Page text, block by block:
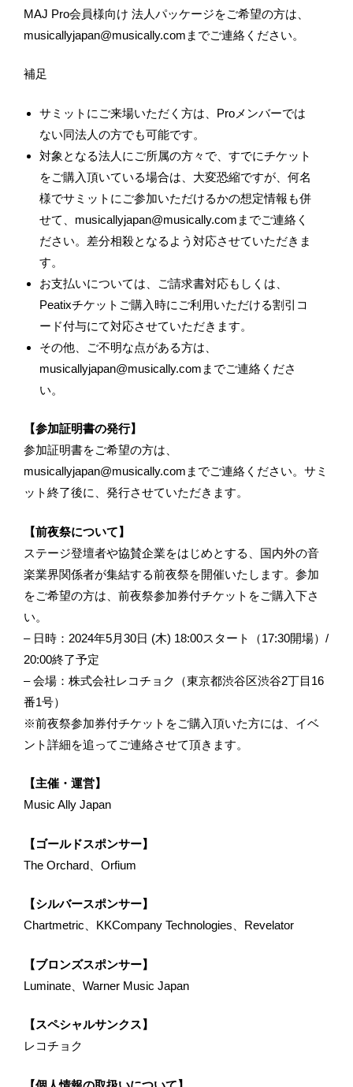
MAJ Pro会員様向け 法人パッケージをご希望の方は、
musicallyjapan@musically.comまでご連絡ください。
補足
サミットにご来場いただく方は、Proメンバーでは
ない同法人の方でも可能です。
対象となる法人にご所属の方々で、すでにチケット
をご購入頂いている場合は、大変恐縮ですが、何名
様でサミットにご参加いただけるかの想定情報も併
せて、musicallyjapan@musically.comまでご連絡く
ださい。差分相殺となるよう対応させていただきま
す。
お支払いについては、ご請求書対応もしくは、
Peatixチケットご購入時にご利用いただける割引コ
ード付与にて対応させていただきます。
その他、ご不明な点がある方は、
musicallyjapan@musically.comまでご連絡くださ
い。
【参加証明書の発行】
参加証明書をご希望の方は、
musicallyjapan@musically.comまでご連絡ください。サミ
ット終了後に、発行させていただきます。
【前夜祭について】
ステージ登壇者や協賛企業をはじめとする、国内外の音
楽業界関係者が集結する前夜祭を開催いたします。参加
をご希望の方は、前夜祭参加券付チケットをご購入下さ
い。
– 日時：2024年5月30日 (木) 18:00スタート（17:30開場）/
20:00終了予定
– 会場：株式会社レコチョク（東京都渋谷区渋谷2丁目16
番1号）
※前夜祭参加券付チケットをご購入頂いた方には、イベ
ント詳細を追ってご連絡させて頂きます。
【主催・運営】
Music Ally Japan
【ゴールドスポンサー】
The Orchard、Orfium
【シルバースポンサー】
Chartmetric、KKCompany Technologies、Revelator
【ブロンズスポンサー】
Luminate、Warner Music Japan
【スペシャルサンクス】
レコチョク